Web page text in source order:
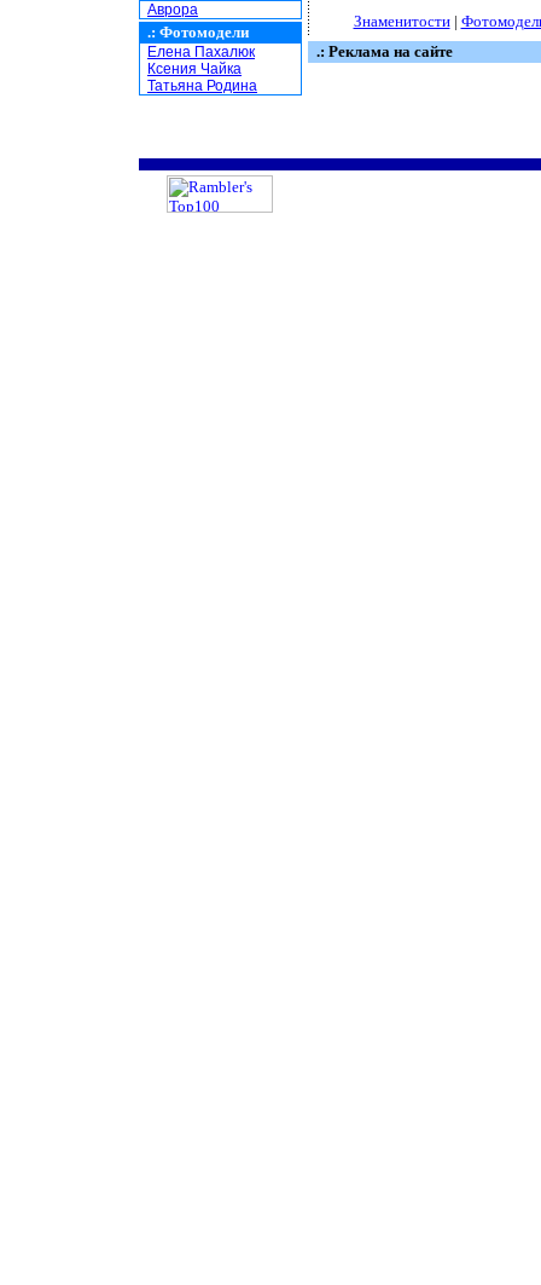
Аврора
.: Фотомодели
Елена Пахалюк
Ксения Чайка
Татьяна Родина
Знаменитости|
.: Реклама на сайте